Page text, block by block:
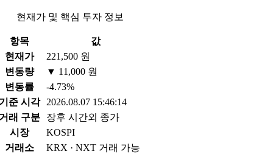
현재가 및 핵심 투자 정보
항목
값
현재가
221,500 원
변동량
▼ 11,000 원
변동률
-4.73%
준 시각
2026.08.07 15:46:14
래 구분
장후 시간외 종가
시장
KOSPI
거래소
KRX · NXT 거래 가능